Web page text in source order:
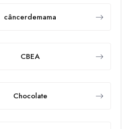
câncerdemama
CBEA
Chocolate